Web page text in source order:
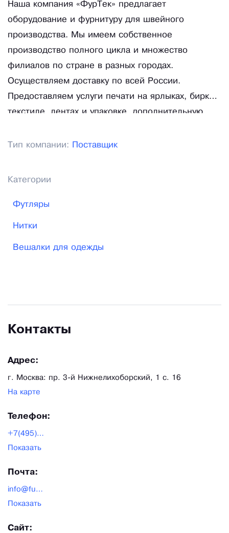
Наша компания «ФурТек» предлагает
оборудование и фурнитуру для швейного
производства. Мы имеем собственное
производство полного цикла и множество
филиалов по стране в разных городах.
Осуществляем доставку по всей России.
Предоставляем услуги печати на ярлыках, бирках,
текстиле, лентах и упаковке, дополнительную
этикеток для одежды, а также подгибку, нарезку,
Тип компании: Поставщик
Категории
Футляры
Нитки
Вешалки для одежды
Контакты
Адрес:
г. Москва: пр. 3-й Нижнелихоборский, 1 с. 16
На карте
Телефон:
+7(495)123-38-12
Показать
Почта:
info@furtek.ru
Показать
Сайт: